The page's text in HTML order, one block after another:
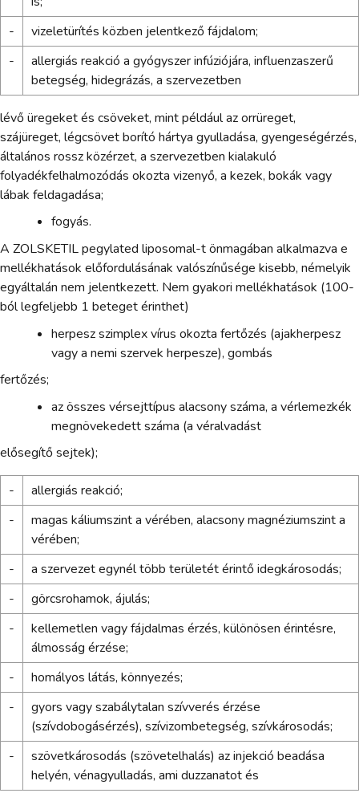
-
vizeletürítés közben jelentkező fájdalom;
-
allergiás reakció a gyógyszer infúziójára, influenzaszerű
betegség, hidegrázás, a szervezetben
lévő üregeket és csöveket, mint például az orrüreget,
szájüreget, légcsövet borító hártya gyulladása, gyengeségérzés,
általános rossz közérzet, a szervezetben kialakuló
folyadékfelhalmozódás okozta vizenyő, a kezek, bokák vagy
lábak feldagadása;
fogyás.
A ZOLSKETIL pegylated liposomal-t önmagában alkalmazva e
mellékhatások előfordulásának valószínűsége kisebb, némelyik
egyáltalán nem jelentkezett. Nem gyakori mellékhatások (100-
ból legfeljebb 1 beteget érinthet)
herpesz szimplex vírus okozta fertőzés (ajakherpesz
vagy a nemi szervek herpesze), gombás
fertőzés;
az összes vérsejttípus alacsony száma, a vérlemezkék
megnövekedett száma (a véralvadást
elősegítő sejtek);
-
allergiás reakció;
-
magas káliumszint a vérében, alacsony magnéziumszint a
vérében;
-
a szervezet egynél több területét érintő idegkárosodás;
-
görcsrohamok, ájulás;
-
kellemetlen vagy fájdalmas érzés, különösen érintésre,
álmosság érzése;
-
homályos látás, könnyezés;
-
gyors vagy szabálytalan szívverés érzése
(szívdobogásérzés), szívizombetegség, szívkárosodás;
-
szövetkárosodás (szövetelhalás) az injekció beadása
helyén, vénagyulladás, ami duzzanatot és